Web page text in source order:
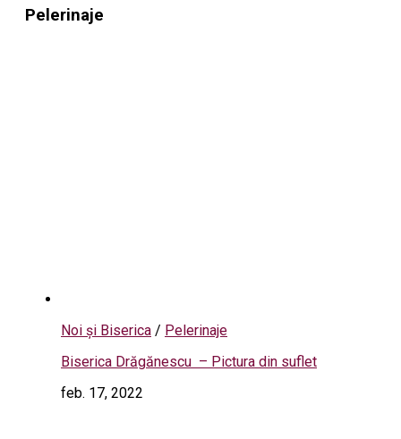
Pelerinaje
Noi și Biserica / Pelerinaje
Biserica Drăgănescu – Pictura din suflet
feb. 17, 2022